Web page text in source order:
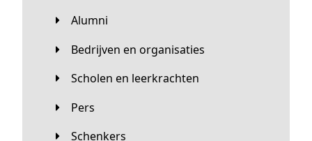
Alumni
Bedrijven en organisaties
Scholen en leerkrachten
Pers
Schenkers